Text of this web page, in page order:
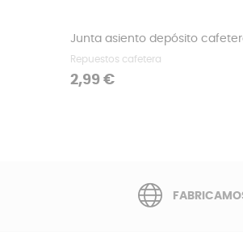
Junta asiento depósito
Repuestos cafetera
Precio
2,99 €